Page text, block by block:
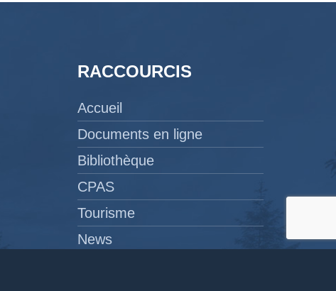
RACCOURCIS
Accueil
Documents en ligne
Bibliothèque
CPAS
Tourisme
News